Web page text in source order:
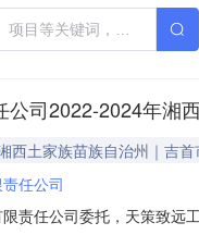
司2022-2024年湘
西土家族苗族自治州｜吉首
任公司
责任公司委托，天策致远